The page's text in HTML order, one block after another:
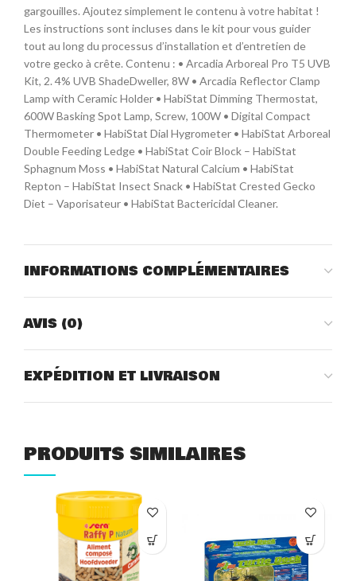
gargouilles. Ajoutez simplement le contenu à votre habitat !
Les instructions sont incluses dans le kit pour vous guider
tout au long du processus d’installation et d’entretien de
votre gecko à crête. Contenu : • Arcadia Arboreal Pro T5 UVB
Kit, 2. 4% UVB ShadeDweller, 8W • Arcadia Reflector Clamp
Lamp with Ceramic Holder • HabiStat Dimming Thermostat,
600W Basking Spot Lamp, Screw, 100W • Digital Compact
Thermometer • HabiStat Dial Hygrometer • HabiStat Arboreal
Double Feeding Ledge • HabiStat Coir Block – HabiStat
Sphagnum Moss • HabiStat Natural Calcium • HabiStat
Repton – HabiStat Insect Snack • HabiStat Crested Gecko
Diet – Vaporisateur • HabiStat Bactericidal Cleaner.
INFORMATIONS COMPLÉMENTAIRES
AVIS (0)
EXPÉDITION ET LIVRAISON
PRODUITS SIMILAIRES